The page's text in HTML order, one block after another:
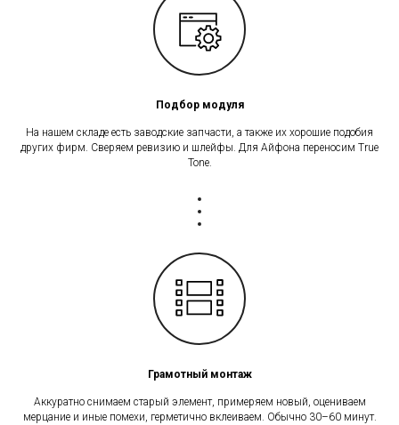
Подбор модуля
На нашем складе есть заводские запчасти, а также их хорошие подобия
других фирм. Сверяем ревизию и шлейфы. Для Айфона переносим True
Tone.
Грамотный монтаж
Аккуратно снимаем старый элемент, примеряем новый, оцениваем
мерцание и иные помехи, герметично вклеиваем. Обычно 30–60 минут.